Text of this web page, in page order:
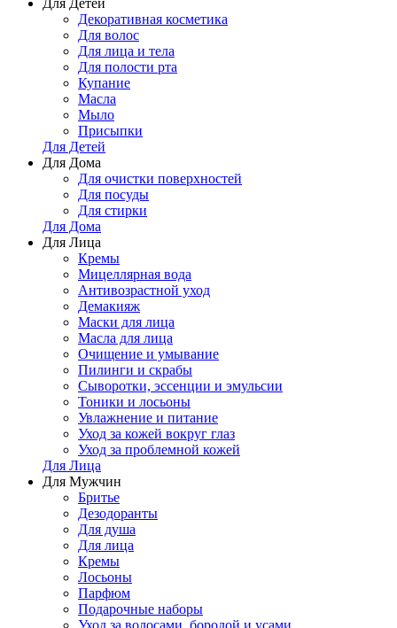
Для Детей
Декоративная косметика
Для волос
Для лица и тела
Для полости рта
Купание
Масла
Мыло
Присыпки
Для Детей
Для Дома
Для очистки поверхностей
Для посуды
Для стирки
Для Дома
Для Лица
Кремы
Мицеллярная вода
Антивозрастной уход
Демакияж
Маски для лица
Масла для лица
Очищение и умывание
Пилинги и скрабы
Сыворотки, эссенции и эмульсии
Тоники и лосьоны
Увлажнение и питание
Уход за кожей вокруг глаз
Уход за проблемной кожей
Для Лица
Для Мужчин
Бритье
Дезодоранты
Для душа
Для лица
Кремы
Лосьоны
Парфюм
Подарочные наборы
Уход за волосами, бородой и усами